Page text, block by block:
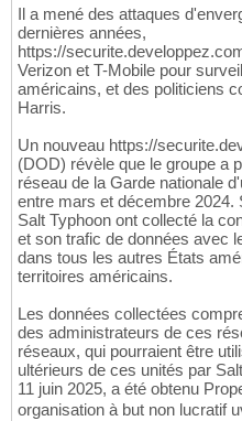
Il a mené des attaques
dernières années,
https://
Verizon et T-Mobile pour
américains, et des politiciens
Harris.
Un nouveau https://
(DOD) révèle que le groupe a
réseau de la Garde nationale
entre mars et décembre 2024.
Salt Typhoon ont collecté la
et son trafic de données avec
dans tous les autres États
territoires américains.
Les données collectées
des administrateurs de ces
réseaux, qui pourraient être
ultérieurs de ces unités par
11 juin 2025, a été obtenu
organisation à but non lucratif